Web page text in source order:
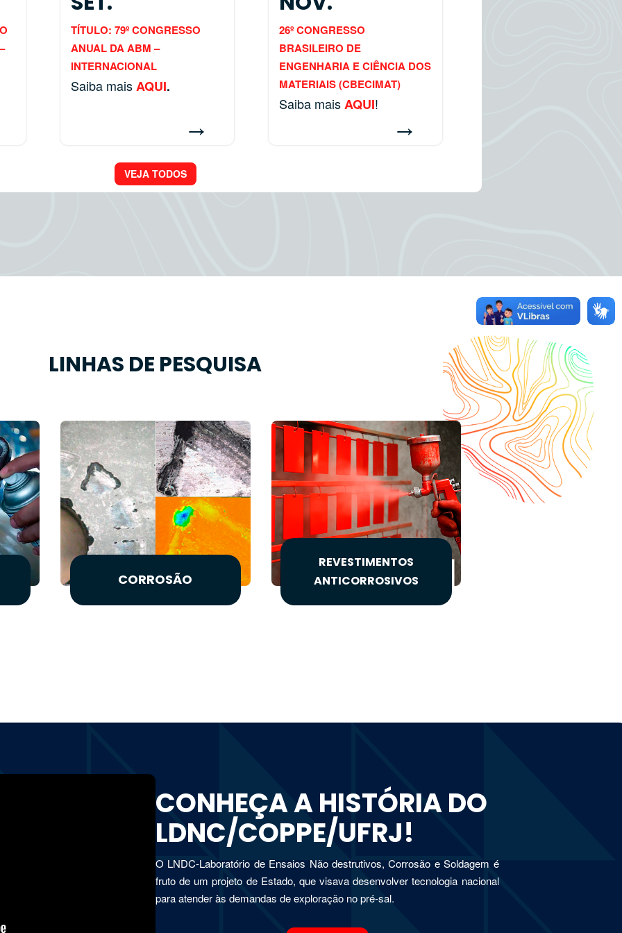
TÍTULO: 79º CONGRESSO
ANUAL DA ABM –
INTERNACIONAL
Saiba maisAQUI.
→
26º CONGRESSO
BRASILEIRO DE
ENGENHARIA E CIÊNCIA DOS
MATERIAIS (CBECIMAT)
Saiba maisAQUI!
→
VEJA TODOS
LINHAS DE PESQUISA
CORROSÃO
REVESTIMENTOS
ANTICORROSIVOS
CONHEÇA A HISTÓRIA DO
LDNC/COPPE/UFRJ!
O LNDC-Laboratório de Ensaios Não destrutivos, Corrosão e Soldagem é
fruto de um projeto de Estado, que visava desenvolver tecnologia nacional
para atender às demandas de exploração no pré-sal.